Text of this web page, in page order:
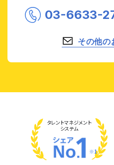
03-6633-
その他の
タレントマネジメント
システム
※1